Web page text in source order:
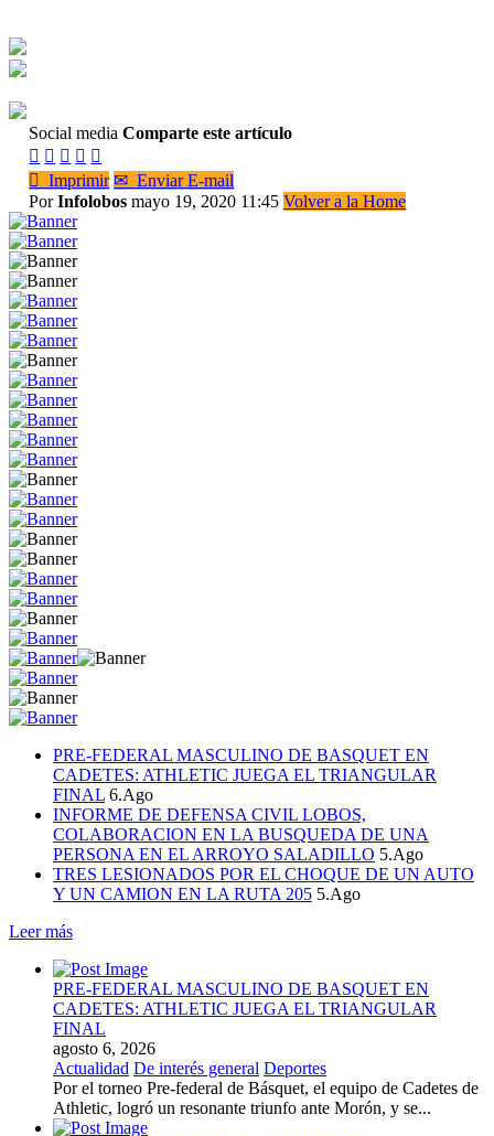
Social media Comparte este artículo
    
 Imprimir ✉ Enviar E-mail
PorInfolobos mayo 19, 2020 11:45Volver a la Home
PRE-FEDERAL MASCULINO DE BASQUET EN
CADETES: ATHLETIC JUEGA EL TRIANGULAR
FINAL 6.Ago
INFORME DE DEFENSA CIVIL LOBOS,
COLABORACION EN LA BUSQUEDA DE UNA
PERSONA EN EL ARROYO SALADILLO 5.Ago
TRES LESIONADOS POR EL CHOQUE DE UN AUTO
Y UN CAMION EN LA RUTA 205 5.Ago
Leer más
PRE-FEDERAL MASCULINO DE BASQUET EN
CADETES: ATHLETIC JUEGA EL TRIANGULAR
FINAL
agosto 6, 2026
Actualidad De interés general Deportes
Por el torneo Pre-federal de Básquet, el equipo de Cadetes de
Athletic, logró un resonante triunfo ante Morón, y se...